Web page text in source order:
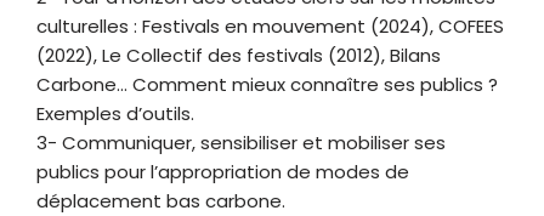
culturelles : Festivals en mouvement (2024), COFEES
(2022), Le Collectif des festivals (2012), Bilans
Carbone… Comment mieux connaître ses publics ?
Exemples d’outils.
3- Communiquer, sensibiliser et mobiliser ses
publics pour l’appropriation de modes de
déplacement bas carbone.